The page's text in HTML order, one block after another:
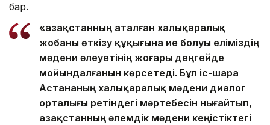
бар.
«Қазақстанның аталған халықаралық
жобаны өткізу құқығына ие болуы еліміздің
мәдени әлеуетінің жоғары деңгейде
мойындалғанын көрсетеді. Бұл іс-шара
Астананың халықаралық мәдени диалог
орталығы ретіндегі мәртебесін нығайтып,
Қазақстанның әлемдік мәдени кеңістіктегі